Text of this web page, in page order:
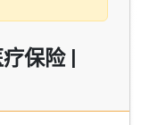
保险 |